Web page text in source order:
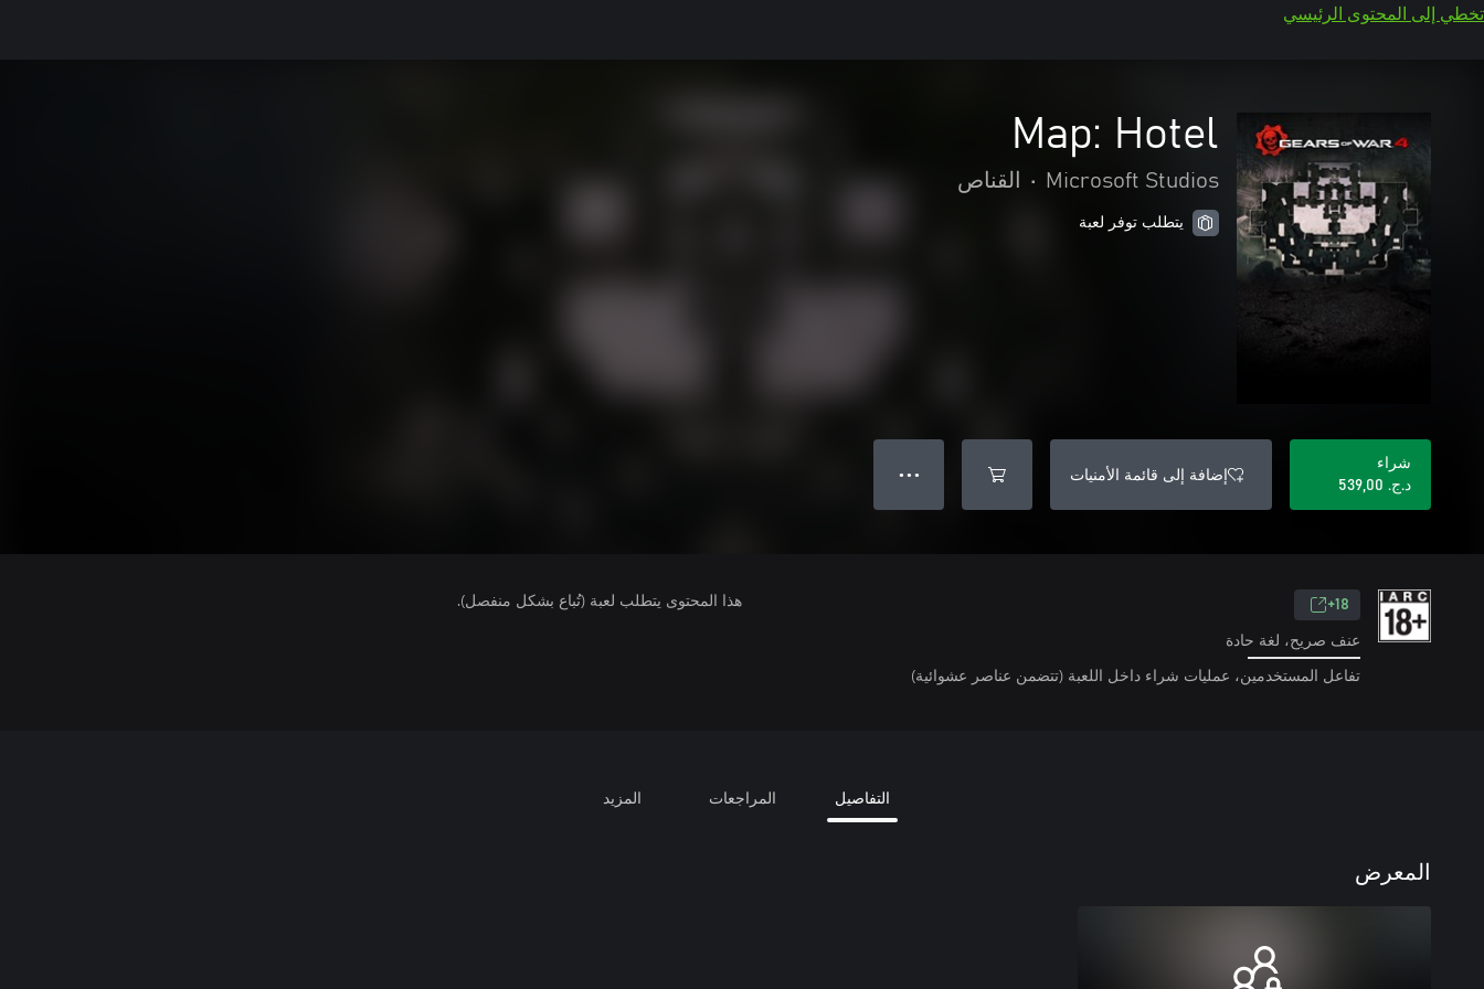
تخطي إلى المحتوى الرئيسي
Map: Hotel
Microsoft Studios
• القناص
يتطلب توفر لعبة
شراء
د.ج.‏ 539,00
إضافة إلى قائمة الأمنيات ● ● ●
18+
عنف صريح، لغة حادة
تفاعل المستخدمين، عمليات شراء داخل اللعبة (تتضمن عناصر عشوائية)
هذا المحتوى يتطلب لعبة (تُباع بشكل منفصل).
التفاصيل المراجعات المزيد
المعرض